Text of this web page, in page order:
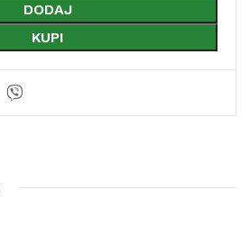
DODAJ
KUPI